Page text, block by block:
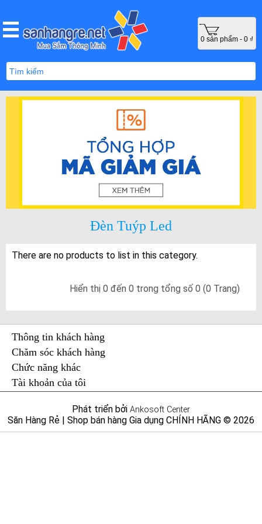
0 sản phẩm - 0 ₫
Đèn Tuýp Led
There are no products to list in this category.
Hiển thị 0 đến 0 trong tổng số 0 (0 Trang)
Thông tin khách hàng
Chăm sóc khách hàng
Chức năng khác
Tài khoản của tôi
Phát triển bởi Ankosoft Center
Săn Hàng Rẻ | Shop bán hàng Gia dụng CHÍNH HÃNG © 2026